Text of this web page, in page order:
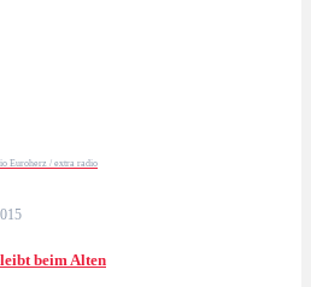
Euroherz / extra radio
beim Alten